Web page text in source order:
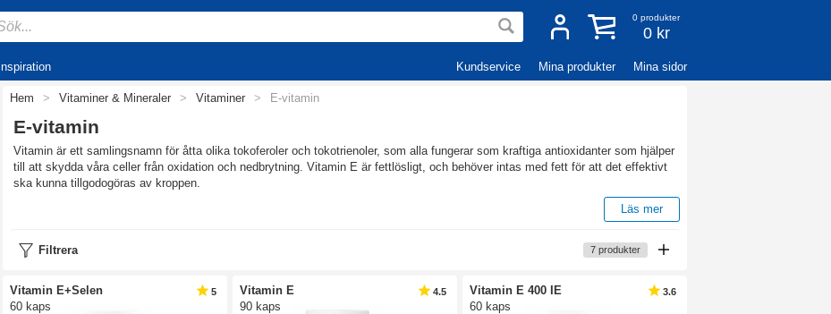
0 produkter
0 kr
Inspiration Kundservice Mina produkter Mina sidor
Hem > Vitaminer & Mineraler > Vitaminer > E-vitamin
E-vitamin
Vitamin är ett samlingsnamn för åtta olika tokoferoler och tokotrienoler, som alla fungerar som kraftiga antioxidanter som hjälper
till att skydda våra celler från oxidation och nedbrytning. Vitamin E är fettlösligt, och behöver intas med fett för att det effektivt
ska kunna tillgodogöras av kroppen.
kosttillskott med vitamin E i olika former och koncentrationer - perfekt för dig som vill säkerställa ditt intag av den kraftiga
Läs mer
Filtrera 7 produkter
Vitamin E+Selen
60 kaps
5
Vitamin E
90 kaps
4.5
Vitamin E 400 IE
60 kaps
3.6